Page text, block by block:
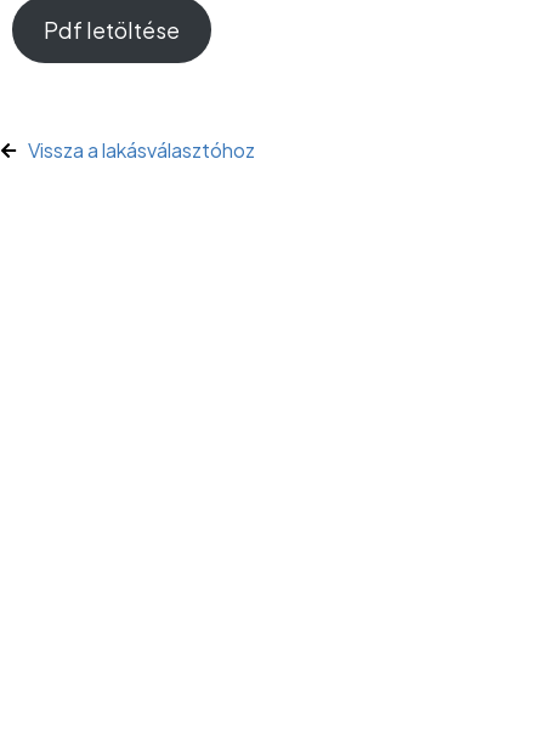
Pdf letöltése
Vissza a lakásválasztóhoz